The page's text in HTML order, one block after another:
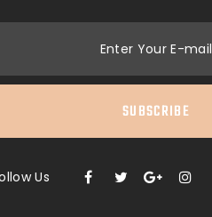
Enter Your E-mail
SUBSCRIBE
Us